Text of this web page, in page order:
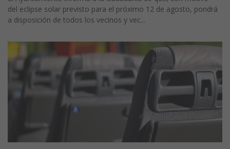
del eclipse solar previsto para el próximo 12 de agosto, pondrá
a disposición de todos los vecinos y vec...